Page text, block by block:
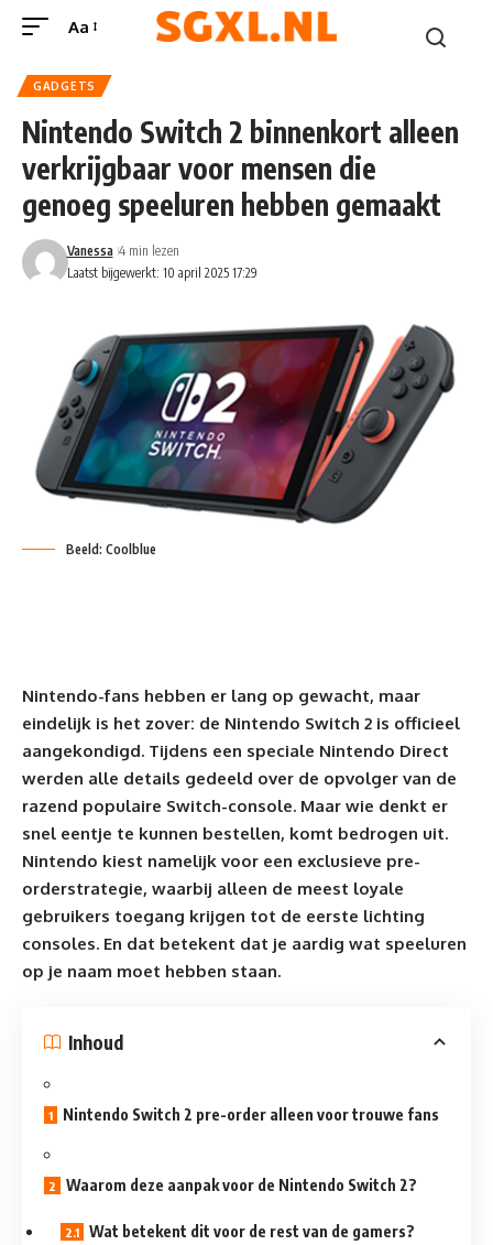
Aa
GADGETS
Nintendo Switch 2 binnenkort alleen
verkrijgbaar voor mensen die
genoeg speeluren hebben gemaakt
Laatst bijgewerkt: 10 april 2025 17:29
Vanessa 4 min lezen
Beeld: Coolblue
Nintendo-fans hebben er lang op gewacht, maar
eindelijk is het zover: de Nintendo Switch 2 is officieel
aangekondigd. Tijdens een speciale Nintendo Direct
werden alle details gedeeld over de opvolger van de
razend populaire Switch-console. Maar wie denkt er
snel eentje te kunnen bestellen, komt bedrogen uit.
Nintendo kiest namelijk voor een exclusieve pre-
orderstrategie, waarbij alleen de meest loyale
gebruikers toegang krijgen tot de eerste lichting
consoles. En dat betekent dat je aardig wat speeluren
op je naam moet hebben staan.
Inhoud
Nintendo Switch 2 pre-order alleen voor trouwe fans
Waarom deze aanpak voor de Nintendo Switch 2?
Wat betekent dit voor de rest van de gamers?